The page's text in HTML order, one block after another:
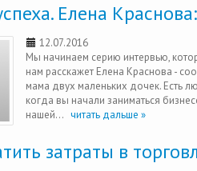
Елена
12.07.2016
Мы начинаем серию интервью,
нам расскажет Елена Краснова -
мама двух маленьких дочек. Есть
когда вы начали заниматься
нашей... читать дальше »
затраты в